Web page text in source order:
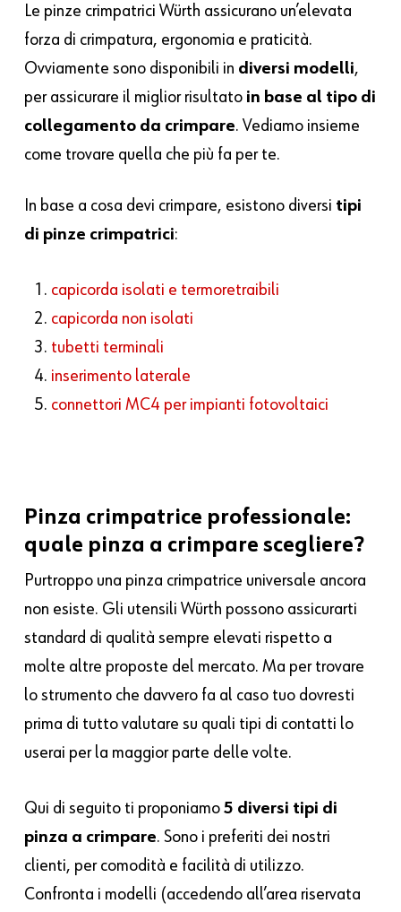
Le pinze crimpatrici Würth assicurano un’elevata
forza di crimpatura, ergonomia e praticità.
Ovviamente sono disponibili in diversi modelli,
per assicurare il miglior risultato in base al tipo di
collegamento da crimpare. Vediamo insieme
come trovare quella che più fa per te.
In base a cosa devi crimpare, esistono diversi tipi
di pinze crimpatrici:
capicorda isolati e termoretraibili
capicorda non isolati
tubetti terminali
inserimento laterale
connettori MC4 per impianti fotovoltaici
Pinza crimpatrice professionale:
quale pinza a crimpare scegliere?
Purtroppo una pinza crimpatrice universale ancora
non esiste. Gli utensili Würth possono assicurarti
standard di qualità sempre elevati rispetto a
molte altre proposte del mercato. Ma per trovare
lo strumento che davvero fa al caso tuo dovresti
prima di tutto valutare su quali tipi di contatti lo
userai per la maggior parte delle volte.
Qui di seguito ti proponiamo 5 diversi tipi di
pinza a crimpare. Sono i preferiti dei nostri
clienti, per comodità e facilità di utilizzo.
Confronta i modelli (accedendo all’area riservata